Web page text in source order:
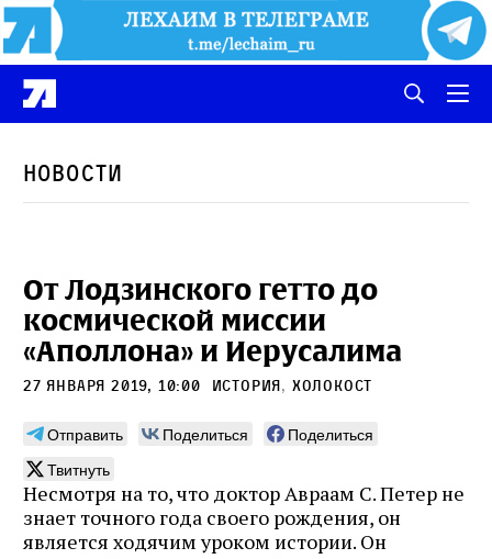
Новости
От Лодзинского гетто до
космической миссии
«Аполлона» и Иерусалима
27 января 2019, 10:00 История, Холокост
Отправить Поделиться
Поделиться
Твитнуть
Несмотря на то, что доктор Авраам С. Петер не
знает точного года своего рождения, он
является ходячим уроком истории. Он